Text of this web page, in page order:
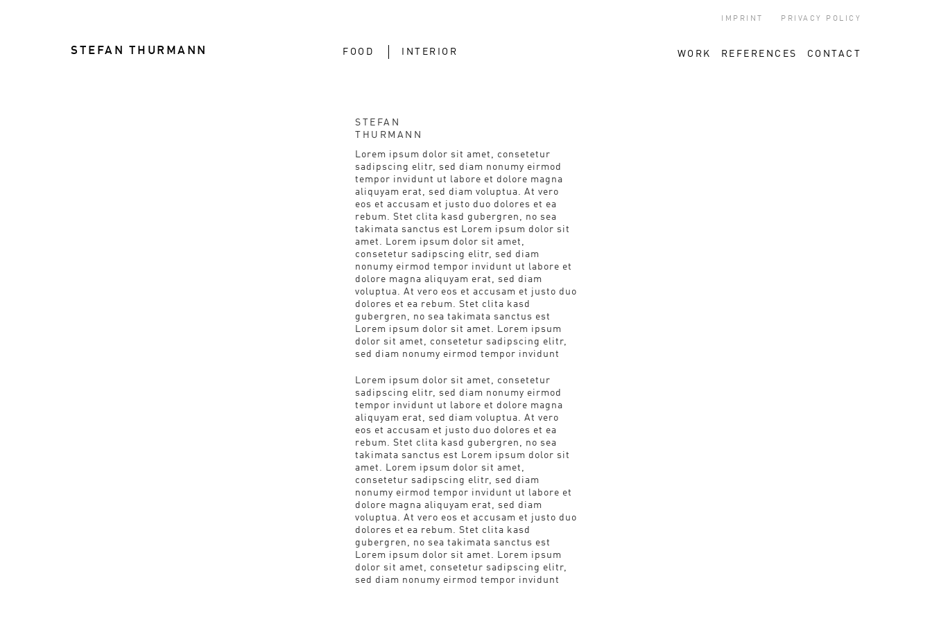
IMPRINT PRIVACY POLICY
STEFAN THURMANN FOOD INTERIOR WORK REFERENCES CONTACT
STEFAN
THURMANN
Lorem ipsum dolor sit amet, consetetur
sadipscing elitr, sed diam nonumy eirmod
tempor invidunt ut labore et dolore magna
aliquyam erat, sed diam voluptua. At vero
eos et accusam et justo duo dolores et ea
rebum. Stet clita kasd gubergren, no sea
takimata sanctus est Lorem ipsum dolor sit
amet. Lorem ipsum dolor sit amet,
consetetur sadipscing elitr, sed diam
nonumy eirmod tempor invidunt ut labore et
dolore magna aliquyam erat, sed diam
voluptua. At vero eos et accusam et justo duo
dolores et ea rebum. Stet clita kasd
gubergren, no sea takimata sanctus est
Lorem ipsum dolor sit amet. Lorem ipsum
dolor sit amet, consetetur sadipscing elitr,
sed diam nonumy eirmod tempor invidunt
Lorem ipsum dolor sit amet, consetetur
sadipscing elitr, sed diam nonumy eirmod
tempor invidunt ut labore et dolore magna
aliquyam erat, sed diam voluptua. At vero
eos et accusam et justo duo dolores et ea
rebum. Stet clita kasd gubergren, no sea
takimata sanctus est Lorem ipsum dolor sit
amet. Lorem ipsum dolor sit amet,
consetetur sadipscing elitr, sed diam
nonumy eirmod tempor invidunt ut labore et
dolore magna aliquyam erat, sed diam
voluptua. At vero eos et accusam et justo duo
dolores et ea rebum. Stet clita kasd
gubergren, no sea takimata sanctus est
Lorem ipsum dolor sit amet. Lorem ipsum
dolor sit amet, consetetur sadipscing elitr,
sed diam nonumy eirmod tempor invidunt